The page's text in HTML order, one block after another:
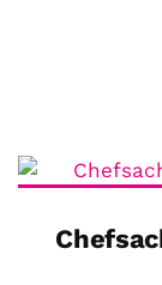
Aber du